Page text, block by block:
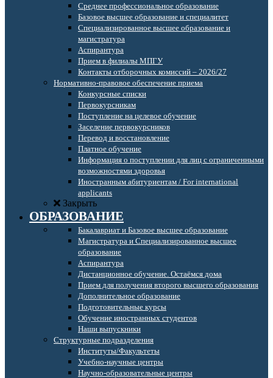
Среднее профессиональное образование
Базовое высшее образование и специалитет
Специализированное высшее образование и
магистратура
Аспирантура
Прием в филиалы МПГУ
Контакты отборочных комиссий – 2026/27
Нормативно-правовое обеспечение приема
Конкурсные списки
Первокурсникам
Поступление на целевое обучение
Заселение первокурсников
Перевод и восстановление
Платное обучение
Информация о поступлении для лиц с ограниченными
возможностями здоровья
Иностранным абитуриентам / For international
applicants
Закрыть
ОБРАЗОВАНИЕ
Бакалавриат и Базовое высшее образование
Магистратура и Специализированное высшее
образование
Аспирантура
Дистанционное обучение. Остаёмся дома
Прием для получения второго высшего образования
Дополнительное образование
Подготовительные курсы
Обучение иностранных студентов
Наши выпускники
Структурные подразделения
Институты/Факультеты
Учебно-научные центры
Научно-образовательные центры